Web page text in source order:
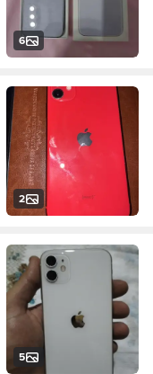
6
2
5